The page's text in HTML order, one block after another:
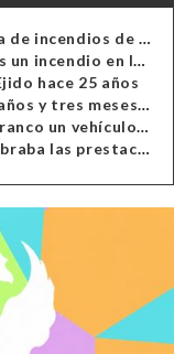
Detenido el autor de una oleada de incendios de contenedores en Almería
Madre e hijo hospitalizados tras un incendio en la cocina de una vivienda en Almería
hace 25 años
Confirmada la condena de tres años y tres meses al hombre de Antas acusado de xenofobia
Cinco heridos al caer por un barranco un vehículo en Alcolea
Detenido un matrimonio que cobraba las prestaciones de ilegales en Almería, Granada, Málaga, Huelva y Murcia